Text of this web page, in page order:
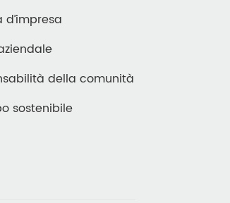
d’impresa
della comunità
sostenibile